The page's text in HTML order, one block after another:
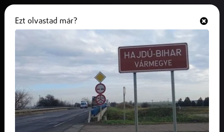
Közel 80 vállalat támogatja a
„Tanítsunk Magyarországért!”
programot
2025. július 03.Szabolcs-Szatmár-Bereg vármegye
Ezt olvastad már?